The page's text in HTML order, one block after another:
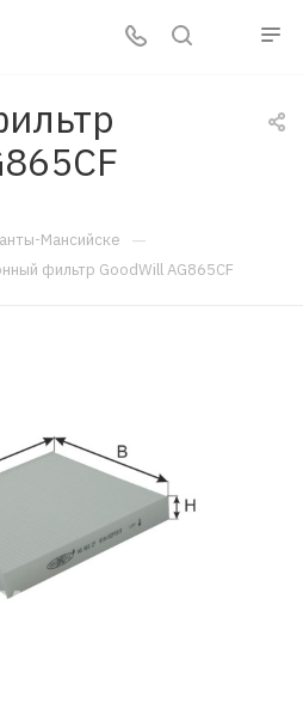
Мансийске —
фильтр GoodWill AG865CF